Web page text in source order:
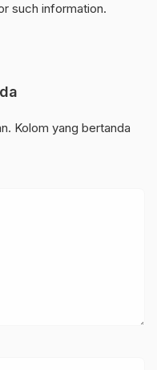
such information.
Kolom yang bertanda